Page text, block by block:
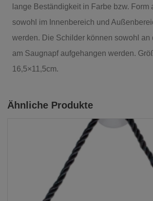
lange Beständigkeit in Farbe bzw. Form
sowohl im Innenbereich und
werden. Die Schilder können sowohl an
am Saugnapf aufgehangen werden.
16,5×11,5cm.
Ähnliche Produkte